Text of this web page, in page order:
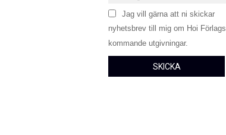
Jag vill gärna att ni skickar
nyhetsbrev till mig om Hoi Förlags
kommande utgivningar.
SKICKA